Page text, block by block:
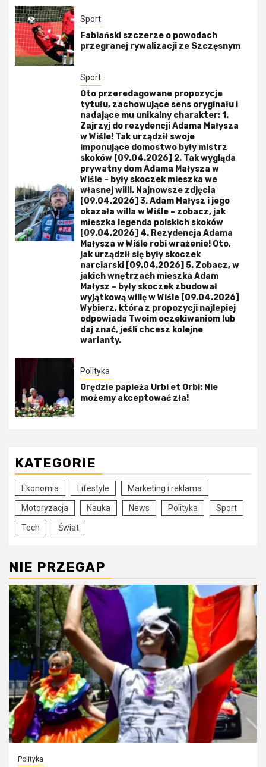
Sport
Fabiański szczerze o powodach
przegranej rywalizacji ze Szczęsnym
Sport
Oto przeredagowane propozycje
tytułu, zachowujące sens oryginału i
nadające mu unikalny charakter: 1.
Zajrzyj do rezydencji Adama Małysza
w Wiśle! Tak urządził swoje
imponujące domostwo były mistrz
skoków [09.04.2026] 2. Tak wygląda
prywatny dom Adama Małysza w
Wiśle – były skoczek mieszka we
własnej willi. Najnowsze zdjęcia
[09.04.2026] 3. Adam Małysz i jego
okazała willa w Wiśle – zobacz, jak
mieszka legenda polskich skoków
[09.04.2026] 4. Rezydencja Adama
Małysza w Wiśle robi wrażenie! Oto,
jak urządził się były skoczek
narciarski [09.04.2026] 5. Zobacz, w
jakich wnętrzach mieszka Adam
Małysz – były skoczek zbudował
wyjątkową willę w Wiśle [09.04.2026]
Wybierz, która z propozycji najlepiej
odpowiada Twoim oczekiwaniom lub
daj znać, jeśli chcesz kolejne
warianty.
Polityka
Orędzie papieża Urbi et Orbi: Nie
możemy akceptować zła!
KATEGORIE
Ekonomia Lifestyle Marketing i reklama
Motoryzacja Nauka News Polityka Sport
Tech Świat
NIE PRZEGAP
Polityka